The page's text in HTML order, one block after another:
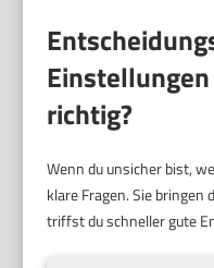
richtig?
Wenn du unsicher bist,
klare Fragen. Sie bringen
triffst du schneller gute